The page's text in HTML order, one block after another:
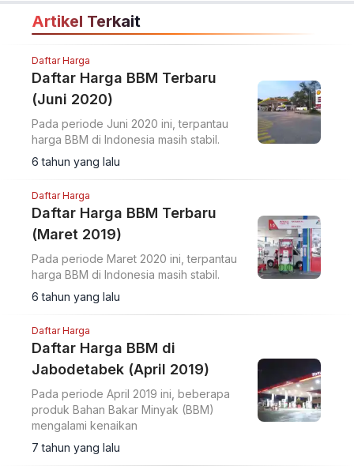
Artikel Terkait
Daftar Harga
Daftar Harga BBM Terbaru
(Juni 2020)
Pada periode Juni 2020 ini, terpantau
harga BBM di Indonesia masih stabil.
6 tahun yang lalu
Daftar Harga
Daftar Harga BBM Terbaru
(Maret 2019)
Pada periode Maret 2020 ini, terpantau
harga BBM di Indonesia masih stabil.
6 tahun yang lalu
Daftar Harga
Daftar Harga BBM di
Jabodetabek (April 2019)
Pada periode April 2019 ini, beberapa
produk Bahan Bakar Minyak (BBM)
mengalami kenaikan
7 tahun yang lalu